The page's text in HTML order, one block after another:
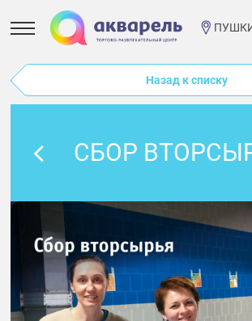
Назад к списку
СБОР